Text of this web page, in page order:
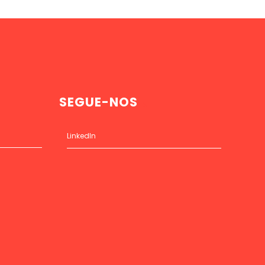
SEGUE-NOS
LinkedIn